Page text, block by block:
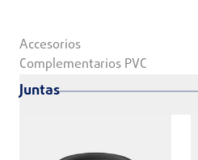
Accesorios
Complementarios PVC
Juntas